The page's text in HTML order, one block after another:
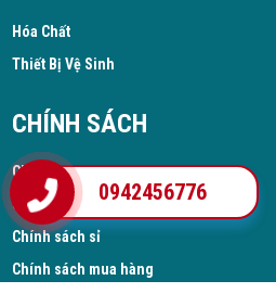
Hóa Chất
Thiết Bị Vệ Sinh
CHÍNH SÁCH
Chính sách thanh toán
Chính sách chung
Chính sách sỉ
Chính sách mua hàng
0942456776